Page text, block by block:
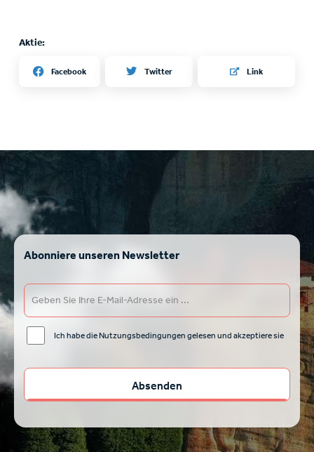
Aktie:
Facebook Twitter Link
Abonniere unseren Newsletter
Ich habe die Nutzungsbedingungen gelesen und akzeptiere sie